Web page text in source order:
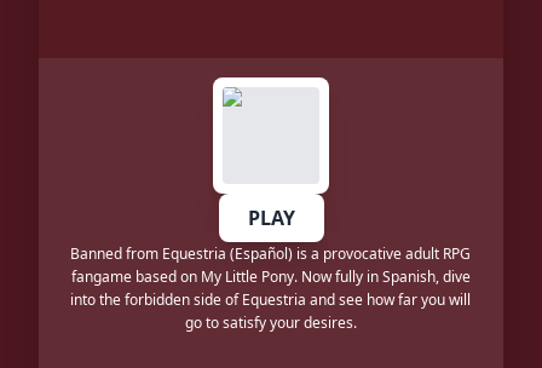
PLAY
Banned from Equestria (Español) is a provocative adult RPG
fangame based on My Little Pony. Now fully in Spanish, dive
into the forbidden side of Equestria and see how far you will
go to satisfy your desires.